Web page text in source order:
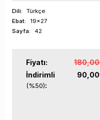
Dili:
Türkçe
Ebat:
19x27
Sayfa: 42
Fiyatı: 180,00
İndirimli
(%50):
90,00